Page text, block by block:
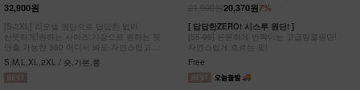
32,900원
[S-2XL] 리오셀 원단으로 답답한 없이
산뜻하게!원하는 사이즈,기장으로 원하는 핏
연출 가능한 360 어디서 봐도 자연스럽고
균형잡힌 부츠컷 팬츠
S,M,L,XL,2XL / 숏,기본,롱
7%
20,370원
[ 답답한ZERO! 시스루 원단! ]
[55-99] 은은하게 반짝이는 고급링클원단!
자연스럽게 흐르는 핏!
Free